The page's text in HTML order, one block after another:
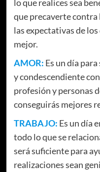
lo que realices sea
que precaverte contra
las expectativas de
mejor.
AMOR: Es un día
y condescendiente
profesión y personas
conseguirás mejores
TRABAJO: Es un día
todo lo que se
será suficiente para
realizaciones sean